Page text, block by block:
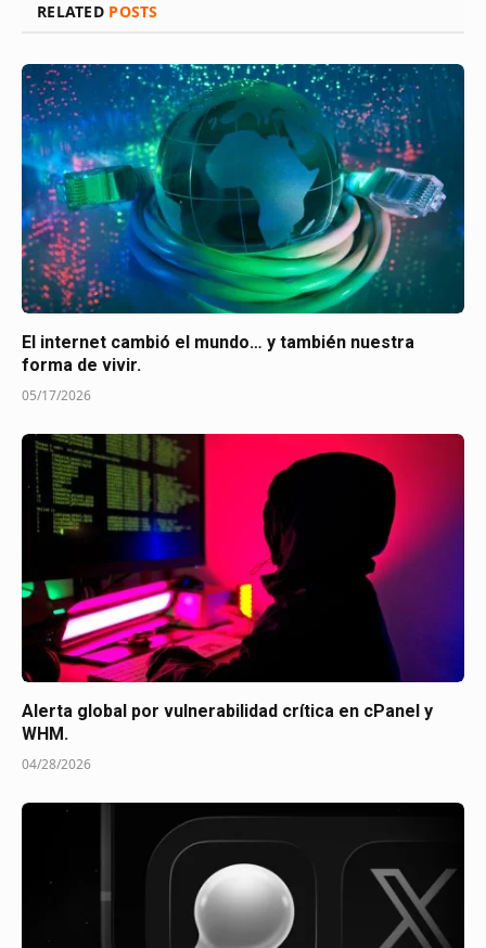
RELATED POSTS
El internet cambió el mundo… y también nuestra
forma de vivir.
05/17/2026
Alerta global por vulnerabilidad crítica en cPanel y
WHM.
04/28/2026